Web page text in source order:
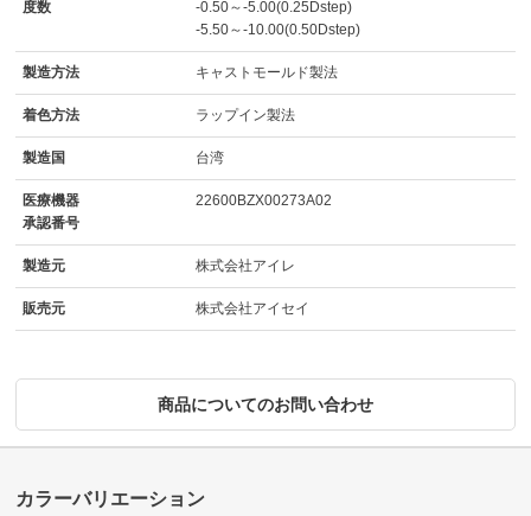
度数
-0.50～-5.00(0.25Dstep)
-5.50～-10.00(0.50Dstep)
製造方法 キャストモールド製法
着色方法 ラップイン製法
製造国 台湾
医療機器
承認番号
22600BZX00273A02
製造元 株式会社アイレ
販売元 株式会社アイセイ
商品についてのお問い合わせ